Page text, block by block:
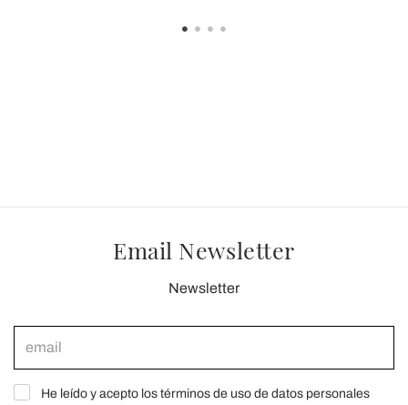
Email Newsletter
Newsletter
He leído y acepto los términos de uso de datos personales